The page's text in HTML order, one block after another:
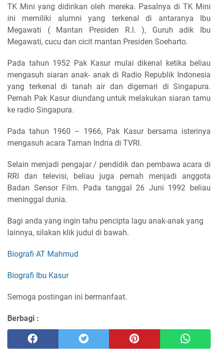
TK Mini yang didirikan oleh mereka. Pasalnya di TK Mini
ini memiliki alumni yang terkenal di antaranya Ibu
Megawati ( Mantan Presiden R.I. ), Guruh adik Ibu
Megawati, cucu dan cicit mantan Presiden Soeharto.
Pada tahun 1952 Pak Kasur mulai dikenal ketika beliau
mengasuh siaran anak- anak di Radio Republik Indonesia
yang terkenal di tanah air dan digemari di Singapura.
Pernah Pak Kasur diundang untuk melakukan siaran tamu
ke radio Singapura.
Pada tahun 1960 – 1966, Pak Kasur bersama isterinya
mengasuh acara Taman Indria di TVRI.
Selain menjadi pengajar / pendidik dan pembawa acara di
RRI dan televisi, beliau juga pernah menjadi anggota
Badan Sensor Film. Pada tanggal 26 Juni 1992 beliau
meninggal dunia.
Bagi anda yang ingin tahu pencipta lagu anak-anak yang
lainnya, silakan klik judul di bawah.
Biografi AT Mahmud
Biografi Ibu Kasur
Semoga postingan ini bermanfaat.
Berbagi :